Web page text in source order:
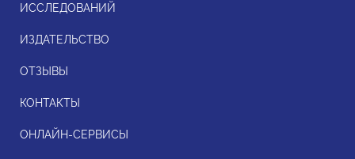
ИССЛЕДОВАНИЙ
ИЗДАТЕЛЬСТВО
ОТЗЫВЫ
КОНТАКТЫ
ОНЛАЙН-СЕРВИСЫ